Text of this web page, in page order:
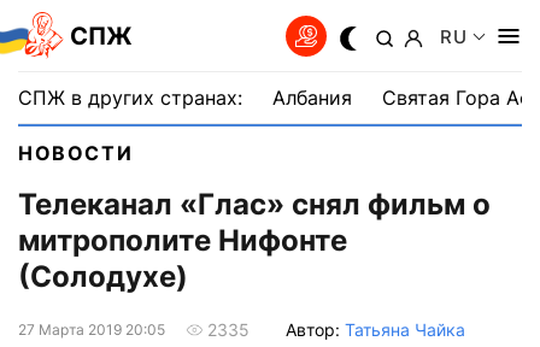
СПЖ RU
СПЖ в других странах: Албания Святая Гора
НОВОСТИ
Телеканал «Глас» снял фильм о
митрополите Нифонте
(Солодухе)
27 Марта 2019 20:05 2335 Автор: Татьяна Чайка